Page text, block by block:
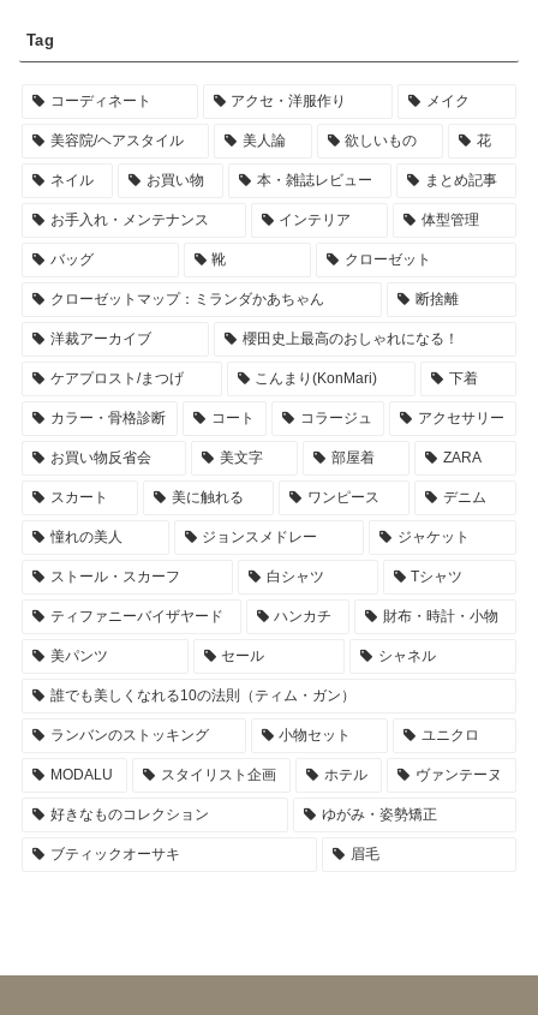
Tag
コーディネート アクセ・洋服作り メイク
美容院/ヘアスタイル 美人論 欲しいもの 花
ネイル お買い物 本・雑誌レビュー まとめ記事
お手入れ・メンテナンス インテリア 体型管理
バッグ 靴 クローゼット
クローゼットマップ：ミランダかあちゃん 断捨離
洋裁アーカイブ 櫻田史上最高のおしゃれになる！
ケアプロスト/まつげ こんまり(KonMari) 下着
カラー・骨格診断 コート コラージュ アクセサリー
お買い物反省会 美文字 部屋着 ZARA
スカート 美に触れる ワンピース デニム
憧れの美人 ジョンスメドレー ジャケット
ストール・スカーフ 白シャツ Tシャツ
ティファニーバイザヤード ハンカチ 財布・時計・小物
美パンツ セール シャネル
誰でも美しくなれる10の法則（ティム・ガン）
ランバンのストッキング 小物セット ユニクロ
MODALU スタイリスト企画 ホテル ヴァンテーヌ
好きなものコレクション ゆがみ・姿勢矯正
ブティックオーサキ 眉毛